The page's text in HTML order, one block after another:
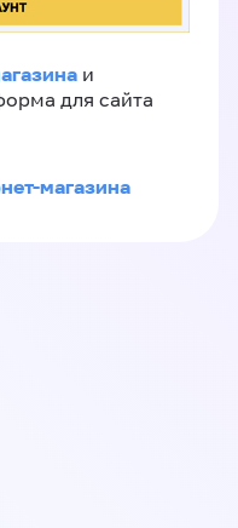
и
для сайта
магазина